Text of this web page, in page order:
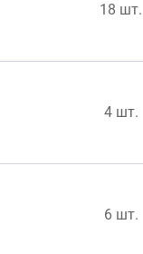
18 шт.
4 шт.
6 шт.